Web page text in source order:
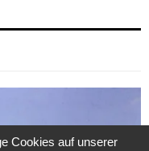
Cookies auf unserer